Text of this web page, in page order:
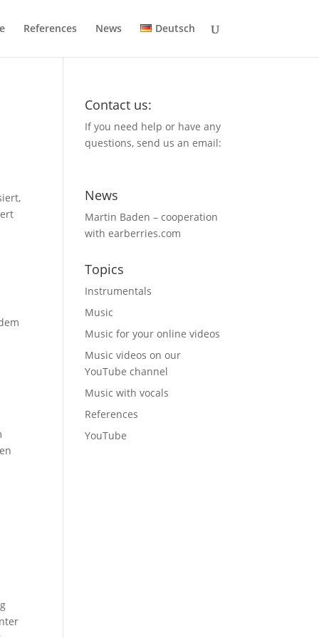
References News Deutsch
Contact us:
If you need help or have any
questions, send us an email:
News
Martin Baden – cooperation
with earberries.com
Topics
Instrumentals
Music
Music for your online videos
Music videos on our
YouTube channel
Music with vocals
References
YouTube